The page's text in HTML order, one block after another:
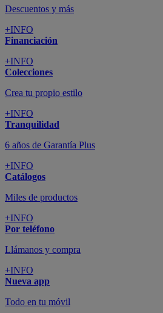
Descuentos y más
+INFO
Financiación
+INFO
Colecciones
Crea tu propio estilo
+INFO
Tranquilidad
6 años de Garantía Plus
+INFO
Catálogos
Miles de productos
+INFO
Por teléfono
Llámanos y compra
+INFO
Nueva app
Todo en tu móvil